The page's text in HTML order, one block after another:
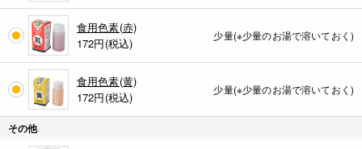
食用色素(赤)
172円(税込)
少量(※少量のお湯で溶いておく)
食用色素(黄)
172円(税込)
少量(※少量のお湯で溶いておく)
その他